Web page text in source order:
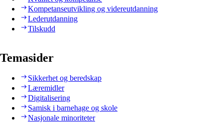
Kompetanseutvikling og videreutdanning
Lederutdanning
Tilskudd
Temasider
Sikkerhet og beredskap
Læremidler
Digitalisering
Samisk i barnehage og skole
Nasjonale minoriteter